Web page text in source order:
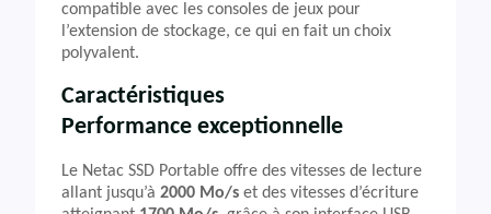
compatible avec les consoles de jeux pour
l’extension de stockage, ce qui en fait un choix
polyvalent.
Caractéristiques
Performance exceptionnelle
Le Netac SSD Portable offre des vitesses de lecture
allant jusqu’à 2000 Mo/s et des vitesses d’écriture